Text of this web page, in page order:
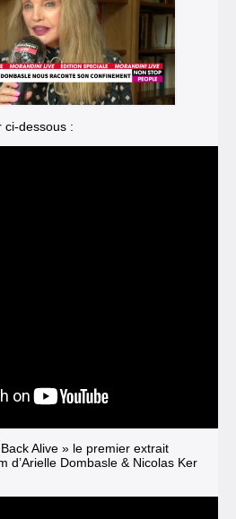
ci-dessous :
Alive » le premier extrait
d’Arielle Dombasle & Nicolas Ker